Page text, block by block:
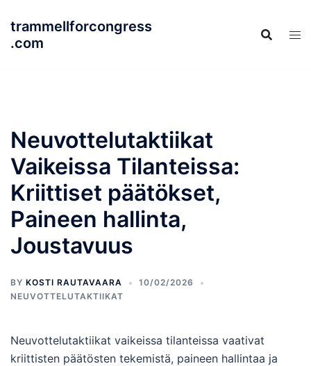
content
trammellforcongress
.com
Neuvottelutaktiikat
Vaikeissa Tilanteissa:
Kriittiset päätökset,
Paineen hallinta,
Joustavuus
BY KOSTI RAUTAVAARA
10/02/2026
NEUVOTTELUTAKTIIKAT
Neuvottelutaktiikat vaikeissa tilanteissa vaativat
kriittisten päätösten tekemistä, paineen hallintaa ja